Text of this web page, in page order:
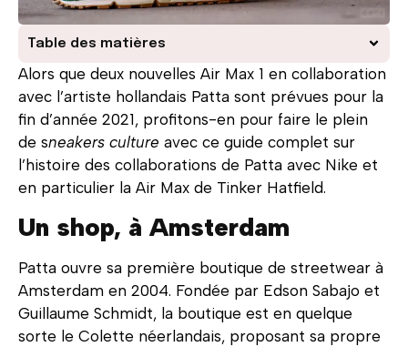
Table des matières
Alors que deux nouvelles Air Max 1 en collaboration
avec l’artiste hollandais Patta sont prévues pour la
fin d’année 2021, profitons-en pour faire le plein
de sneakers culture avec ce guide complet sur
l’histoire des collaborations de Patta avec Nike et
en particulier la Air Max de Tinker Hatfield.
Un shop, à Amsterdam
Patta ouvre sa première boutique de streetwear à
Amsterdam en 2004. Fondée par Edson Sabajo et
Guillaume Schmidt, la boutique est en quelque
sorte le Colette néerlandais, proposant sa propre